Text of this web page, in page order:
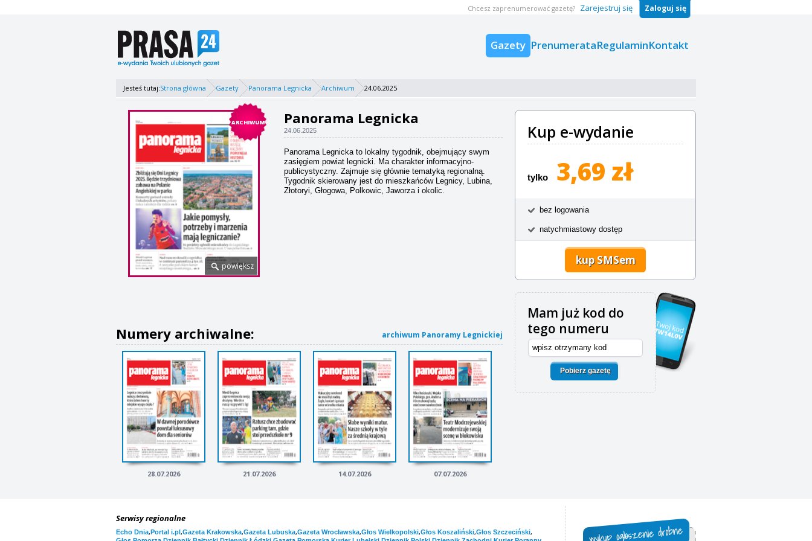
Gazety PrenumerataRegulaminKontakt
Chcesz zaprenumerować gazetę? Zarejestruj się Zaloguj się
Jesteś tutaj:Strona główna Gazety Panorama Legnicka Archiwum 24.06.2025
ARCHIWUM
powiększ
Panorama Legnicka
24.06.2025
Panorama Legnicka to lokalny tygodnik, obejmujący swym
zasięgiem powiat legnicki. Ma charakter informacyjno-
publicystyczny. Zajmuje się głównie tematyką regionalną.
Tygodnik skierowany jest do mieszkańców Legnicy, Lubina,
Złotoryi, Głogowa, Polkowic, Jaworza i okolic.
Kup e-wydanie
tylko 3,69 zł
bez logowania
natychmiastowy dostęp
kup SMSem
Mam już kod do
tego numeru
Pobierz gazetę
Numery archiwalne: archiwum Panoramy Legnickiej
28.07.2026 21.07.2026 14.07.2026 07.07.2026
Serwisy regionalne
Echo Dnia,Portal i.pl,Gazeta Krakowska,Gazeta Lubuska,Gazeta Wrocławska,Głos Wielkopolski,Głos Koszaliński,Głos Szczeciński,